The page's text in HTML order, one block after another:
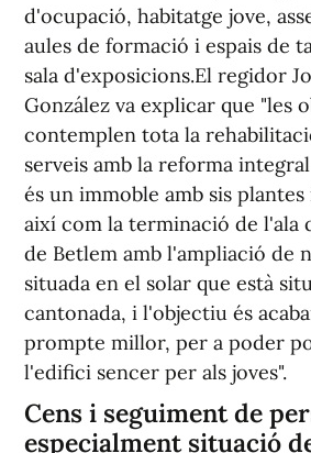
d'ocupació, habitatge jove,
aules de formació i espais de
sala d'exposicions.El regidor
González va explicar que "les
contemplen tota la
serveis amb la reforma
és un immoble amb sis
així com la terminació de l'ala
de Betlem amb l'ampliació de
situada en el solar que està
cantonada, i l'objectiu és
prompte millor, per a poder
l'edifici sencer per als joves".
Cens i seguiment de
especialment situació